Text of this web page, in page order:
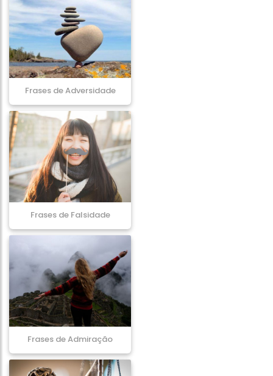
Frases de Adversidade
Frases de Falsidade
Frases de Admiração